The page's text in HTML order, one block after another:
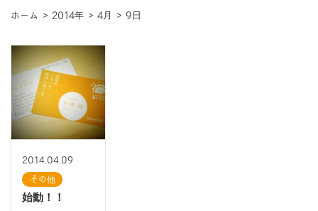
ホーム > 2014年 > 4月 > 9日
2014.04.09
その他
始動！！